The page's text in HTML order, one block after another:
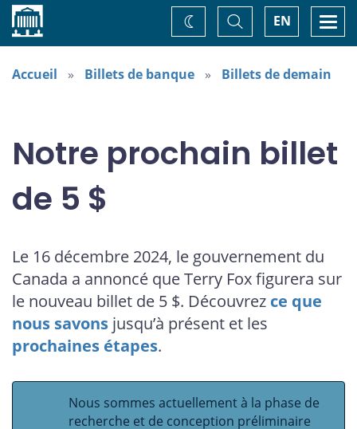
Accueil EN
Basculer
la
recherche
Changez
de
thème
Accueil Billets de banque Billets de demain
Notre prochain billet
de 5 $
Le 16 décembre 2024, le gouvernement du
Canada a annoncé que Terry Fox figurera sur
le nouveau billet de 5 $. Découvrez ce que
nous savons jusqu’à présent et les
prochaines étapes.
Nous sommes actuellement à la phase de
recherche et de conception préliminaire